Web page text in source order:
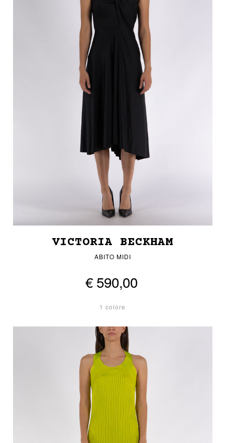
VICTORIA BECKHAM
ABITO MIDI
€ 590,00
1 colore